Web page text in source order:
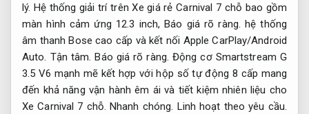
lý. Hệ thống giải trí trên Xe giá rẻ Carnival 7 chỗ bao gồm
màn hình cảm ứng 12.3 inch,Báo giá rõ ràng. hệ thống
âm thanh Bose cao cấp và kết nối Apple CarPlay/Android
Auto. Tận tâm. Báo giá rõ ràng. Động cơ Smartstream G
3.5 V6 mạnh mẽ kết hợp với hộp số tự động 8 cấp mang
đến khả năng vận hành êm ái và tiết kiệm nhiên liệu cho
Xe Carnival 7 chỗ.Nhanh chóng. Linh hoạt theo yêu cầu.